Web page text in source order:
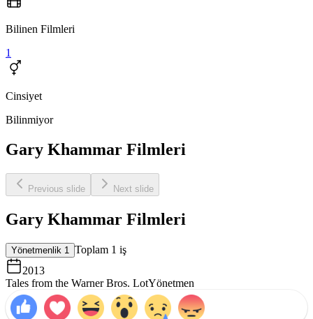
Bilinen Filmleri
1
Cinsiyet
Bilinmiyor
Gary Khammar Filmleri
Previous slide Next slide
Gary Khammar Filmleri
Yönetmenlik 1 Toplam 1 iş
2013
Tales from the Warner Bros. LotYönetmen